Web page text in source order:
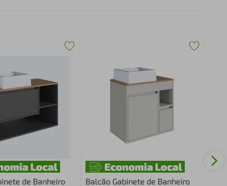
de Banheiro
Balcão Gabinete de Banheiro